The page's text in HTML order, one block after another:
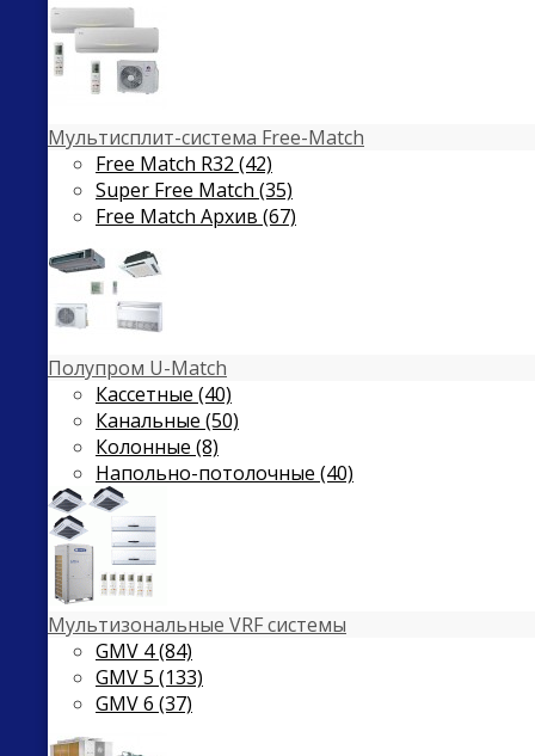
Мультисплит-система Free-Match
Free Match R32 (42)
Super Free Match (35)
Free Match Архив (67)
Полупром U-Match
Кассетные (40)
Канальные (50)
Колонные (8)
Напольно-потолочные (40)
Мультизональные VRF системы
GMV 4 (84)
GMV 5 (133)
GMV 6 (37)